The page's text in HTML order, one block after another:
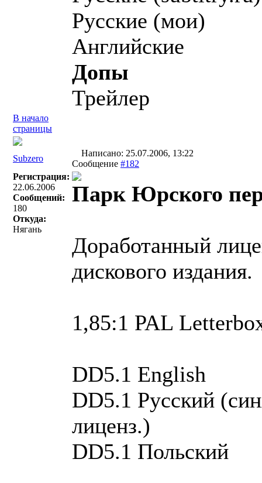
Русские (мои)
Английские
Допы
Трейлер
В начало
страницы
Subzero
Написано: 25.07.2006, 13:22
Сообщение #182
Регистрация:
22.06.2006
Сообщений:
180
Откуда:
Нягань
Парк Юрского
Доработанный
дискового издания.
1,85:1 PAL
DD5.1 English
DD5.1 Русский
лиценз.)
DD5.1 Польский